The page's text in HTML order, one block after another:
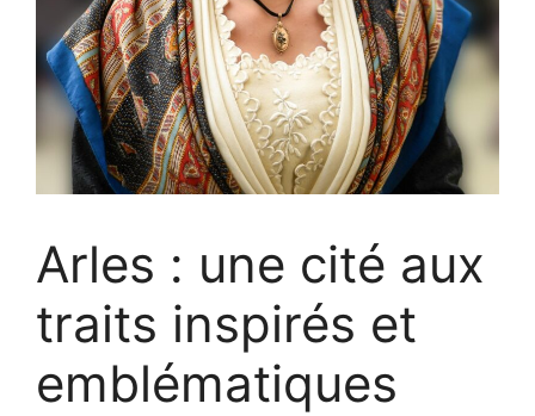
Arles : une cité aux
traits inspirés et
emblématiques